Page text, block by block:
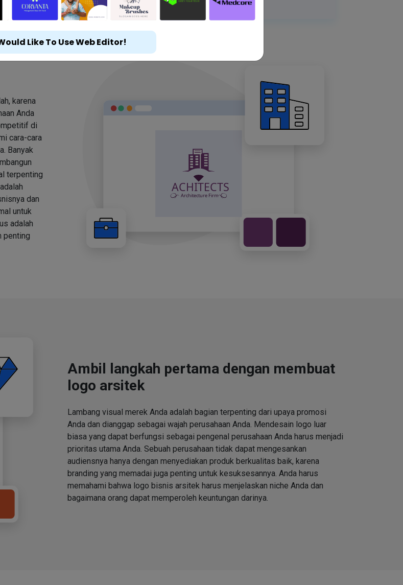
karena
Anda
di
cara-cara
Banyak
terpenting
dan
untuk
adalah
penting
Ambil langkah pertama dengan membuat
logo arsitek
Lambang visual merek Anda adalah bagian terpenting dari upaya promosi
Anda dan dianggap sebagai wajah perusahaan Anda. Mendesain logo luar
biasa yang dapat berfungsi sebagai pengenal perusahaan Anda harus menjadi
prioritas utama Anda. Sebuah perusahaan tidak dapat mengesankan
audiensnya hanya dengan menyediakan produk berkualitas baik, karena
branding yang memadai juga penting untuk kesuksesannya. Anda harus
memahami bahwa logo bisnis arsitek harus menjelaskan niche Anda dan
bagaimana orang dapat memperoleh keuntungan darinya.
Like To Use Web Editor!